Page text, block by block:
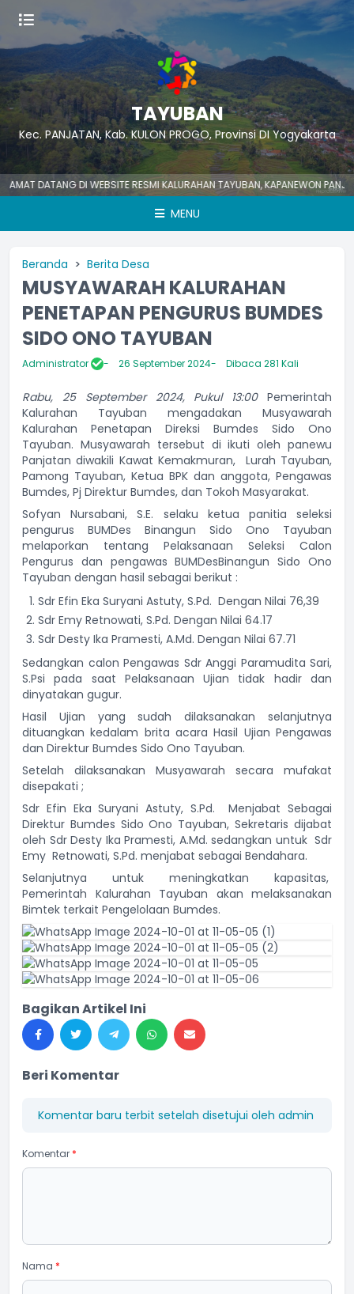
TAYUBAN
Kec. PANJATAN, Kab. KULON PROGO, Provinsi DI Yogyakarta
DATANG DI WEBSITE RESMI KALURAHAN TAYUBAN, KAPANEWON
MENU
Beranda Berita Desa
MUSYAWARAH KALURAHAN
PENETAPAN PENGURUS BUMDES
SIDO ONO TAYUBAN
Administrator 26 September 2024 Dibaca 281 Kali
Rabu, 25 September 2024, Pukul 13:00 Pemerintah
Kalurahan Tayuban mengadakan Musyawarah
Kalurahan Penetapan Direksi Bumdes Sido Ono
Tayuban. Musyawarah tersebut di ikuti oleh panewu
Panjatan diwakili Kawat Kemakmuran, Lurah Tayuban,
Pamong Tayuban, Ketua BPK dan anggota, Pengawas
Bumdes, Pj Direktur Bumdes, dan Tokoh Masyarakat.
Sofyan Nursabani, S.E. selaku ketua panitia seleksi
pengurus BUMDes Binangun Sido Ono Tayuban
melaporkan tentang Pelaksanaan Seleksi Calon
Pengurus dan pengawas BUMDesBinangun Sido Ono
Tayuban dengan hasil sebagai berikut :
Sdr Efin Eka Suryani Astuty, S.Pd. Dengan Nilai 76,39
Sdr Emy Retnowati, S.Pd. Dengan Nilai 64.17
Sdr Desty Ika Pramesti, A.Md. Dengan Nilai 67.71
Sedangkan calon Pengawas Sdr Anggi Paramudita Sari,
S.Psi pada saat Pelaksanaan Ujian tidak hadir dan
dinyatakan gugur.
Hasil Ujian yang sudah dilaksanakan selanjutnya
dituangkan kedalam brita acara Hasil Ujian Pengawas
dan Direktur Bumdes Sido Ono Tayuban.
Setelah dilaksanakan Musyawarah secara mufakat
disepakati ;
Sdr Efin Eka Suryani Astuty, S.Pd. Menjabat Sebagai
Direktur Bumdes Sido Ono Tayuban, Sekretaris dijabat
oleh Sdr Desty Ika Pramesti, A.Md. sedangkan untuk Sdr
Emy Retnowati, S.Pd. menjabat sebagai Bendahara.
Selanjutnya untuk meningkatkan kapasitas,
Pemerintah Kalurahan Tayuban akan melaksanakan
Bimtek terkait Pengelolaan Bumdes.
Bagikan Artikel Ini
Beri Komentar
Komentar baru terbit setelah disetujui oleh admin
Komentar *
Nama *